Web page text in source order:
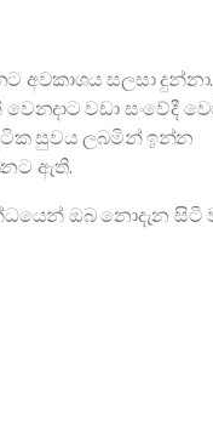
සලසා දුන්නා.
වඩා සංවේදී
ටික සුවය ලබමින් ඉන්න
ඇති.
ඔබ නොදැන සිටි